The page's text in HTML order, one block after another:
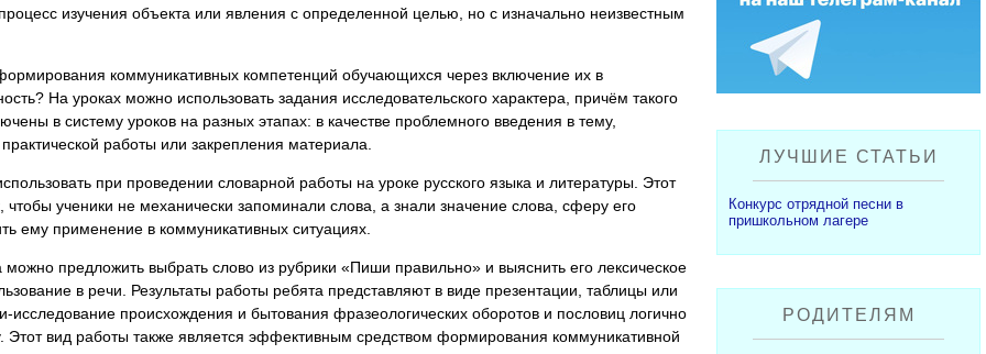
изучения объекта или явления с определенной целью, но с изначально неизвестным
коммуникативных компетенций обучающихся через включение их в
На уроках можно использовать задания исследовательского характера, причём такого
в систему уроков на разных этапах: в качестве проблемного введения в тему,
работы или закрепления материала.
при проведении словарной работы на уроке русского языка и литературы. Этот
чтобы ученики не механически запоминали слова, а знали значение слова, сферу его
ему применение в коммуникативных ситуациях.
предложить выбрать слово из рубрики «Пиши правильно» и выяснить его лексическое
в речи. Результаты работы ребята представляют в виде презентации, таблицы или
исследование происхождения и бытования фразеологических оборотов и пословиц логично
Этот вид работы также является эффективным средством формирования коммуникативной
ЛУЧШИЕ СТАТЬИ
Конкурс отрядной песни в
пришкольном лагере
РОДИТЕЛЯМ